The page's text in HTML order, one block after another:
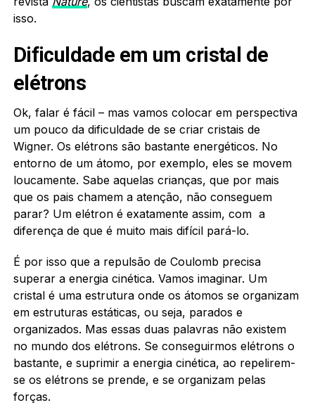
isso.
Dificuldade em um cristal de
elétrons
Ok, falar é fácil – mas vamos colocar em perspectiva
um pouco da dificuldade de se criar cristais de
Wigner. Os elétrons são bastante energéticos. No
entorno de um átomo, por exemplo, eles se movem
loucamente. Sabe aquelas crianças, que por mais
que os pais chamem a atenção, não conseguem
parar? Um elétron é exatamente assim, com a
diferença de que é muito mais difícil pará-lo.
É por isso que a repulsão de Coulomb precisa
superar a energia cinética. Vamos imaginar. Um
cristal é uma estrutura onde os átomos se organizam
em estruturas estáticas, ou seja, parados e
organizados. Mas essas duas palavras não existem
no mundo dos elétrons. Se conseguirmos elétrons o
bastante, e suprimir a energia cinética, ao repelirem-
se os elétrons se prende, e se organizam pelas
forças.